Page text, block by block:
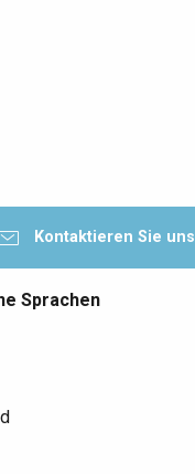
Kontaktieren Sie uns
Sprachen
Sprachen